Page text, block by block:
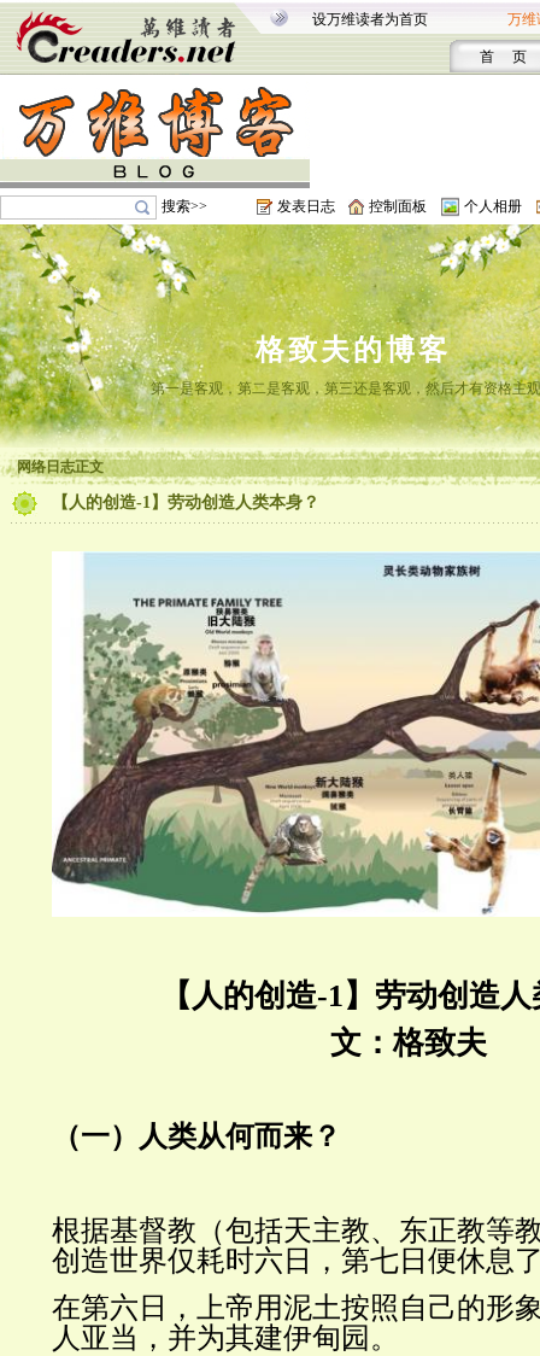
设万维读者为首页 万维
首 页
搜索>> 发表日志 控制面板 个人相册
格致夫的博客
第一是客观，第二是客观，第三还是客观，然后才有资格主
网络日志正文
【人的创造-1】劳动创造人类本身？
【人的创造-1】劳动创造
文：格致夫
（一）人类从何而来？
根据基督教（包括天主教、东正教等
创造世界仅耗时六日，第七日便休息
在第六日，上帝用泥土按照自己的形
人亚当，并为其建伊甸园。